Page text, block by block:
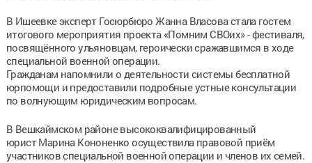
В Ишеевке эксперт Госюрбюро Жанна Власова стала гостем
итогового мероприятия проекта «Помним СВОих» - фестиваля,
посвящённого ульяновцам, героически сражавшимся в ходе
специальной военной операции.
Гражданам напомнили о деятельности системы бесплатной
юрпомощи и предоставили подробные устные консультации
по волнующим юридическим вопросам.
В Вешкаймском районе высококвалифицированный
юрист Марина Кононенко осуществила правовой приём
участников специальной военной операции и членов их семей.